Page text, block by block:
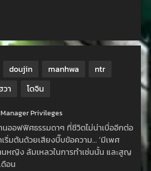
doujin manhwa
ntr
า โดจิน
Privileges
ออฟฟิศธรรมดาๆ ที่ชีวิตไม่น่าเบื่ออีกต่อ
เริ่มต้นด้วยเสียงบี๊บข้อความ… ‘มีเพศ
ญิง ล้มเหลวในการทำเช่นนั้น และสูญ
ดือน